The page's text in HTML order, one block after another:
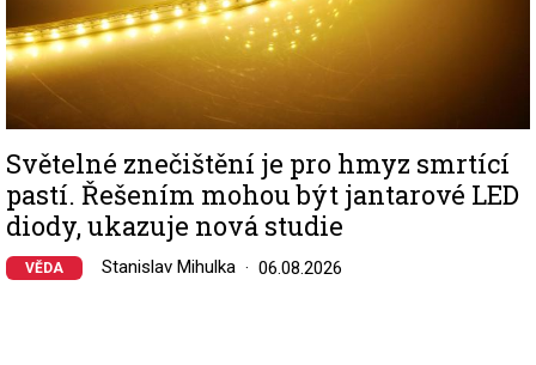
Světelné znečištění je pro hmyz smrtící
pastí. Řešením mohou být jantarové LED
diody, ukazuje nová studie
VĚDA Stanislav Mihulka 06.08.2026